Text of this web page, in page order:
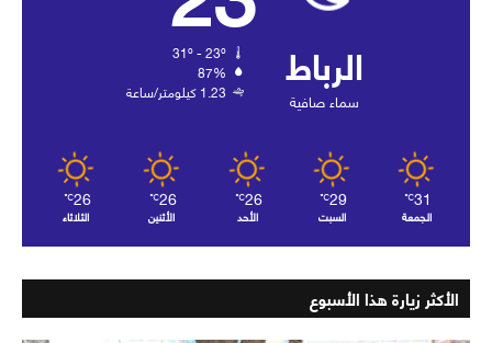
الرباط
سماء صافية
87%
1.23 كيلومتر/ساعة
31
℃
الجمعة
29
℃
السبت
26
℃
الأحد
26
℃
الأثنين
26
℃
الثلاثاء
الأكثر زيارة هذا الأسبوع